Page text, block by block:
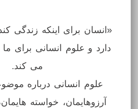
«انسان برای اینکه زندگی کند
دارد و علوم انسانی برای
می کند.
علوم انسانی درباره
آرزوهایمان، خواسته هایمان،